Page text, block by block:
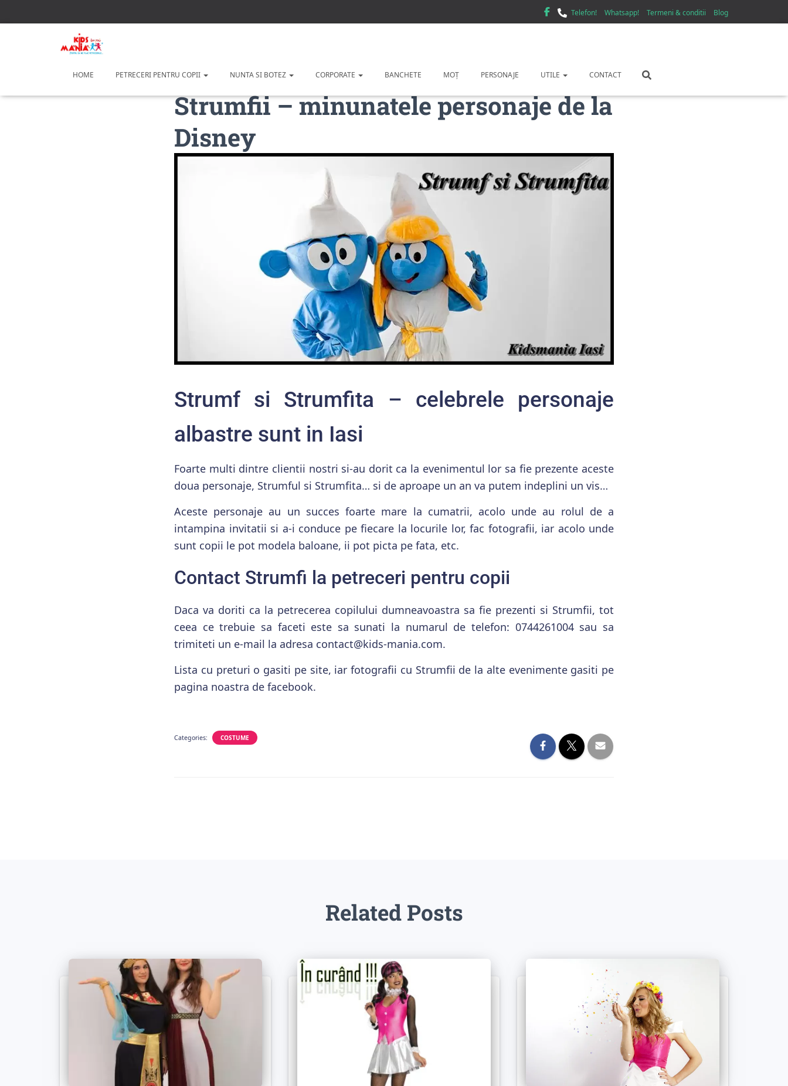
Telefon! Whatsapp! Termeni & conditii Blog
HOME PETRECERI PENTRU COPII NUNTA SI BOTEZ CORPORATE BANCHETE MOȚ PERSONAJE UTILE CONTACT
Strumfii – minunatele personaje de la
Disney
Strumf si Strumfita – celebrele personaje
albastre sunt in Iasi
Foarte multi dintre clientii nostri si-au dorit ca la evenimentul lor sa fie prezente aceste
doua personaje, Strumful si Strumfita… si de aproape un an va putem indeplini un vis…
Aceste personaje au un succes foarte mare la cumatrii, acolo unde au rolul de a
intampina invitatii si a-i conduce pe fiecare la locurile lor, fac fotografii, iar acolo unde
sunt copii le pot modela baloane, ii pot picta pe fata, etc.
Contact Strumfi la petreceri pentru copii
Daca va doriti ca la petrecerea copilului dumneavoastra sa fie prezenti si Strumfii, tot
ceea ce trebuie sa faceti este sa sunati la numarul de telefon: 0744261004 sau sa
trimiteti un e-mail la adresa contact@kids-mania.com.
Lista cu preturi o gasiti pe site, iar fotografii cu Strumfii de la alte evenimente gasiti pe
pagina noastra de facebook.
Categories: COSTUME
Related Posts